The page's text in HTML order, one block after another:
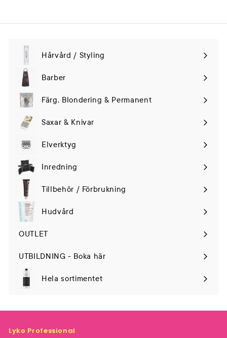
Hårvård / Styling
Expand
submenuBarber
Färg, Blondering & Permanent
Saxar & Knivar
Elverktyg
Expand
submenuInredning
Tillbehör / Förbrukning
Hudvård
Expand
submenu
OUTLET
UTBILDNING - Boka här
Hela sortimentet
Lyko Professional